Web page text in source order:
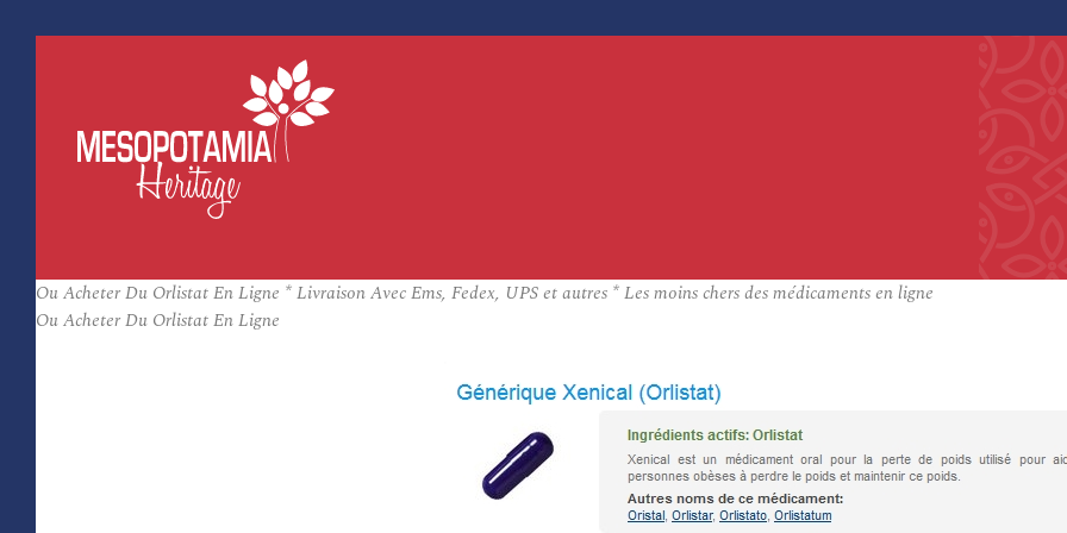
Ou Acheter Du Orlistat En Ligne * Livraison Avec Ems, Fedex, UPS et autres * Les moins chers des médicaments en ligne
Ou Acheter Du Orlistat En Ligne